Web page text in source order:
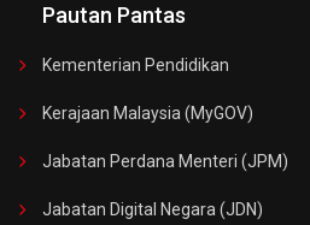
Pautan Pantas
Kementerian Pendidikan
Kerajaan Malaysia (MyGOV)
Jabatan Perdana Menteri (JPM)
Jabatan Digital Negara (JDN)